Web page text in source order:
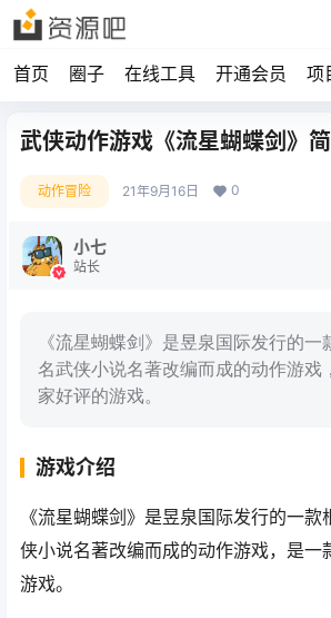
首页 圈子 在线工具 开通会员 项
武侠动作游戏《流星蝴蝶剑》
动作冒险 21年9月16日 0
小七
站长
《流星蝴蝶剑》是昱泉国际发行的一
名武侠小说名著改编而成的动作游戏
家好评的游戏。
游戏介绍
《流星蝴蝶剑》是昱泉国际发行的一
侠小说名著改编而成的动作游戏，是一
游戏。